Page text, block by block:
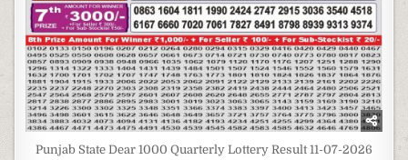
Punjab State Dear 1000 Quarterly Lottery Result 11-07-2026